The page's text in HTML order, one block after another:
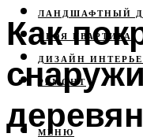
ЛАНДШАФТНЫЙ
СВОЯ КВАРТИРА
ДИЗАЙН
РЕМОНТ
МЕНЮ
Как